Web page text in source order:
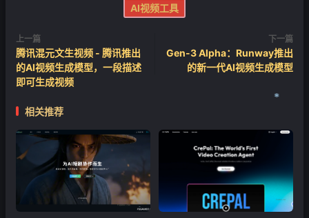
AI视频工具
上一篇
腾讯混元文生视频 - 腾讯推出
的AI视频生成模型，一段描述
即可生成视频
下一篇
Gen-3 Alpha：Runway推出
的新一代AI视频生成模型
相关推荐